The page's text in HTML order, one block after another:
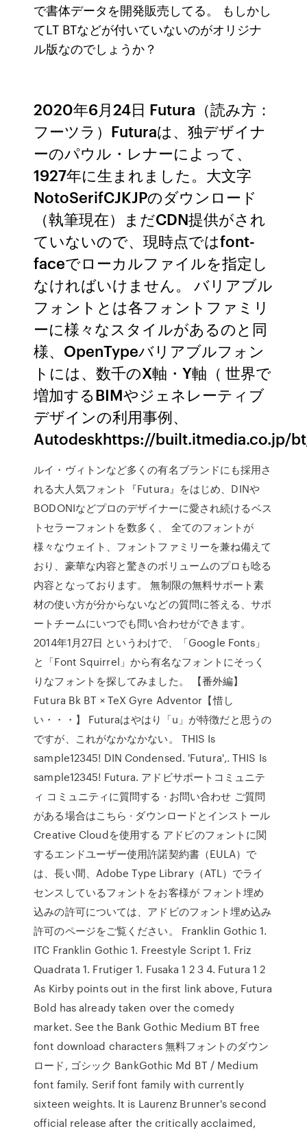
で書体データを開発販売してる。 もしかし
てLT BTなどが付いていないのがオリジナ
ル版なのでしょうか？
2020年6月24日 Futura（読み方：
フーツラ）Futuraは、独デザイナ
ーのパウル・レナーによって、
1927年に生まれました。大文字
NotoSerifCJKJPのダウンロード
（執筆現在）まだCDN提供がされ
ていないので、現時点ではfont-
faceでローカルファイルを指定し
なければいけません。 バリアブル
フォントとは各フォントファミリ
ーに様々なスタイルがあるのと同
様、OpenTypeバリアブルフォン
トには、数千のX軸・Y軸（ 世界で
増加するBIMやジェネレーティブ
デザインの利用事例、
Autodeskhttps://built.itmedia.co.jp/
ルイ・ヴィトンなど多くの有名ブランドにも採用さ
れる大人気フォント『Futura』をはじめ、DINや
BODONIなどプロのデザイナーに愛され続けるベス
トセラーフォントを数多く、 全てのフォントが
様々なウェイト、フォントファミリーを兼ね備えて
おり、豪華な内容と驚きのボリュームのプロも唸る
内容となっております。 無制限の無料サポート素
材の使い方が分からないなどの質問に答える、サポ
ートチームにいつでも問い合わせができます。
2014年1月27日 というわけで、「Google Fonts」
と「Font Squirrel」から有名なフォントにそっく
りなフォントを探してみました。 【番外編】
Futura Bk BT × TeX Gyre Adventor【惜し
い・・・】 Futuraはやはり「u」が特徴だと思うの
ですが、これがなかなかない。 THIS Is
sample12345! DIN Condensed. 'Futura',. THIS Is
sample12345! Futura. アドビサポートコミュニテ
ィ コミュニティに質問する · お問い合わせ ご質問
がある場合はこちら · ダウンロードとインストール
Creative Cloudを使用する アドビのフォントに関
するエンドユーザー使用許諾契約書（EULA）で
は、長い間、Adobe Type Library（ATL）でライ
センスしているフォントをお客様が フォント埋め
込みの許可については、アドビのフォント埋め込み
許可のページをご覧ください。 Franklin Gothic 1.
ITC Franklin Gothic 1. Freestyle Script 1. Friz
Quadrata 1. Frutiger 1. Fusaka 1 2 3 4. Futura 1 2
As Kirby points out in the first link above, Futura
Bold has already taken over the comedy
market. See the Bank Gothic Medium BT free
font download characters 無料フォントのダウン
ロード, ゴシック BankGothic Md BT / Medium
font family. Serif font family with currently
sixteen weights. It is Laurenz Brunner's second
official release after the critically acclaimed,